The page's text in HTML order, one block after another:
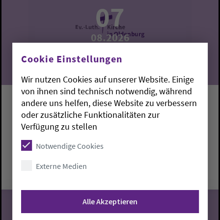
07
08.2026
Lounge-Singen
mit Holger Trempeck-Wilken.
Wilhelmshaven:
Havenkirchen-Lounge
Cookie Einstellungen
Wir nutzen Cookies auf unserer Website. Einige
von ihnen sind technisch notwendig, während
andere uns helfen, diese Website zu verbessern
oder zusätzliche Funktionalitäten zur
Verfügung zu stellen
Notwendige Cookies
Externe Medien
Alle Akzeptieren